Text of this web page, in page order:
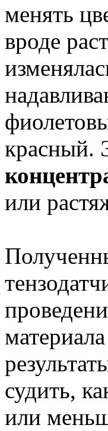
менять
вроде
красный.
или
судить,
или